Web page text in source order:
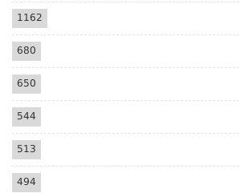
1162
680
650
544
513
494